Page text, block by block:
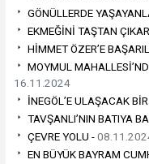
GÖNÜLLERDE
EKMEĞİNİ TAŞTAN
HİMMET ÖZER’E
MOYMUL
16.11.2024
İNEGÖL’E ULAŞACAK
TAVŞANLI’NIN BATIYA
ÇEVRE YOLU -
EN BÜYÜK BAYRAM